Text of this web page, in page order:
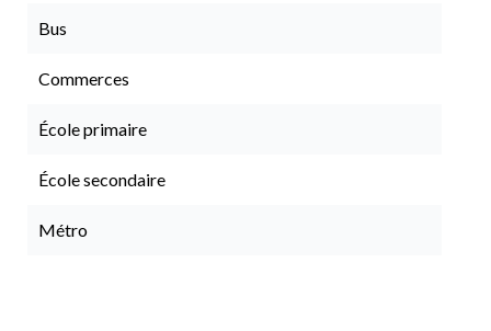
Bus
Commerces
École primaire
École secondaire
Métro